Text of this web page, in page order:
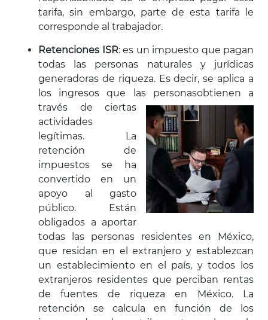
tarifa, sin embargo, parte de esta tarifa le
corresponde al trabajador.
Retenciones ISR: es un impuesto que pagan
todas las personas naturales y jurídicas
generadoras de riqueza. Es decir, se aplica a
los ingresos que las personasobtienen a
través de ciertas
actividades
legítimas. La
retención de
impuestos se ha
convertido en un
apoyo al gasto
público. Están
obligados a aportar
todas las personas residentes en México,
que residan en el extranjero y establezcan
un establecimiento en el país, y todos los
extranjeros residentes que perciban rentas
de fuentes de riqueza en México. La
retención se calcula en función de los